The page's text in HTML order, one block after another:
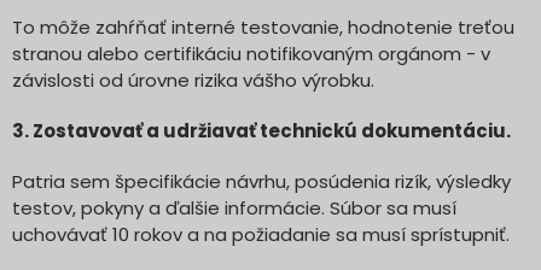
To môže zahŕňať interné testovanie, hodnotenie treťou
stranou alebo certifikáciu notifikovaným orgánom - v
závislosti od úrovne rizika vášho výrobku.
3. Zostavovať a udržiavať technickú dokumentáciu.
Patria sem špecifikácie návrhu, posúdenia rizík, výsledky
testov, pokyny a ďalšie informácie. Súbor sa musí
uchovávať 10 rokov a na požiadanie sa musí sprístupniť.